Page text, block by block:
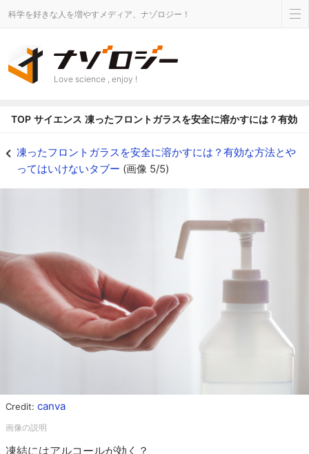
科学を好きな人を増やすメディア、ナゾロジー！
Love science , enjoy !
TOP サイエンス 凍ったフロントガラスを安全に溶かすには？有効
凍ったフロントガラスを安全に溶かすには？有効な方法とや
ってはいけないタブー (画像 5/5)
Credit: canva
凍結にはアルコールが効く？